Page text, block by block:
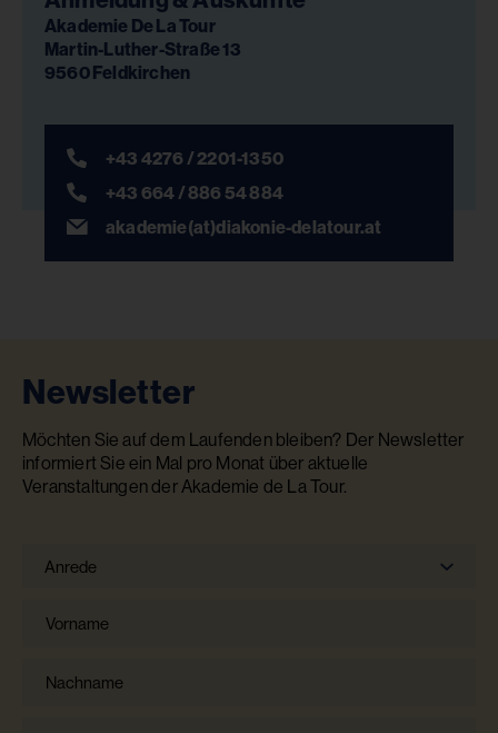
Akademie De La Tour
Martin-Luther-Straße 13
9560 Feldkirchen
+43 4276 / 2201-1350
+43 664 / 886 54 884
akademie(at)diakonie-delatour.at
Newsletter
Möchten Sie auf dem Laufenden bleiben? Der Newsletter
informiert Sie ein Mal pro Monat über aktuelle
Veranstaltungen der Akademie de La Tour.
Anrede